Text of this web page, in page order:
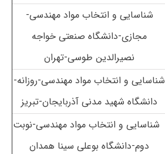
شناسایی و انتخاب مواد مهندسی-
مجازی-دانشگاه صنعتی خواجه
نصیرالدین طوسی-تهران
شناسایی و انتخاب مواد مهندسی-روزانه-
دانشگاه شهید مدنی آذربایجان-تبریز
شناسایی و انتخاب مواد مهندسی-نوبت
دوم-دانشگاه بوعلی سینا همدان